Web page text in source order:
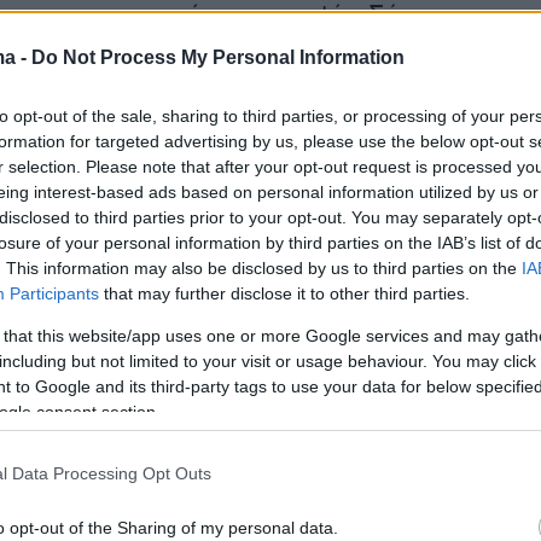
- Do Not Process My Personal Information
opt-out of the sale, sharing to third parties, or processing of your
for targeted advertising by us, please use the below opt-out
selection. Please note that after your opt-out request is processed
interest-based ads based on personal information utilized by us
to third parties prior to your opt-out. You may separately
of your personal information by third parties on the IAB’s list of
This information may also be disclosed by us to third parties on the
Participants that may further disclose it to other third parties.
that this website/app uses one or more Google services and may
but not limited to your visit or usage behaviour. You may
to Google and its third-party tags to use your data for below
consent section.
Data Processing Opt Outs
opt-out of the Sharing of my personal data.
πραγματοποιείται η αυτοψία. Σήμερα, η
συχνά σε χειρόγραφες σημειώσεις,
ένα αποτελεσματικό μοντέλο απαιτεί ο
διαθέτει tablet με άμεση πρόσβαση σε όλες
βάσεις δεδομένων: Ε9 για τα στοιχεία
Κτηματολόγιο για τα γεωχωρικά δεδομένα,
για τη σύνθεση του νοικοκυριού και Μητρώο
τα στοιχεία δικαιούχων. Με αυτόν τον
επιτόπου και ο ψηφιακός φάκελος
άμεσα, χωρίς χειρόγραφες διαδικασίες. Η
αυτόματα στις αρμόδιες υπηρεσίες,